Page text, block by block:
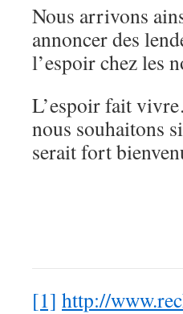
Nous arrivons
annoncer des
l’espoir chez les
L’espoir fait
nous souhaitons
serait fort
[1] http://